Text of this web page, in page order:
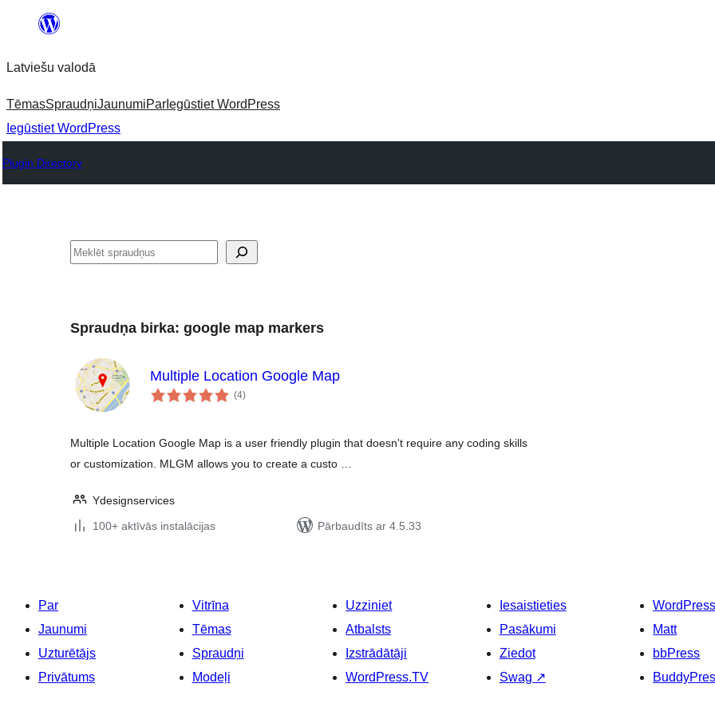
Pāriet
saturu
Latviešu valodā
TēmasSpraudņiJaunumiPar Iegūstiet WordPress
Iegūstiet WordPress
Plugin Directory
Meklēt
Spraudņa birka: google map markers
Multiple Location Google Map
(4vērtējumu
kopsumma
)
Multiple Location Google Map is a user friendly plugin that doesn't require any coding skills
or customization. MLGM allows you to create a custo …
Ydesignservices
100+ aktīvās instalācijas
Pārbaudīts ar 4.5.33
Par
Jaunumi
Uzturētājs
Privātums
Vitrīna
Tēmas
Spraudņi
Modeļi
Uzziniet
Atbalsts
Izstrādātāji
WordPress.TV
Iesaistieties
Pasākumi
Ziedot
Swag ↗
Matt
bbPress